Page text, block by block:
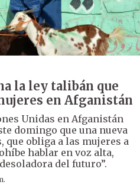
la ley talibán que
en Afganistán
Unidas en Afganistán
domingo que una nueva
que obliga a las mujeres a
hablar en voz alta,
del futuro”.